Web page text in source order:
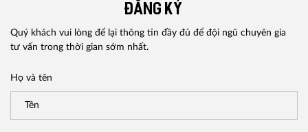
ĐĂNG KÝ
Quý khách vui lòng để lại thông tin đầy đủ để đội ngũ chuyên gia
tư vấn trong thời gian sớm nhất.
Họ và tên